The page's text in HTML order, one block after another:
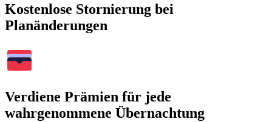
Kostenlose Stornierung bei
Planänderungen
Verdiene Prämien für jede
wahrgenommene Übernachtung